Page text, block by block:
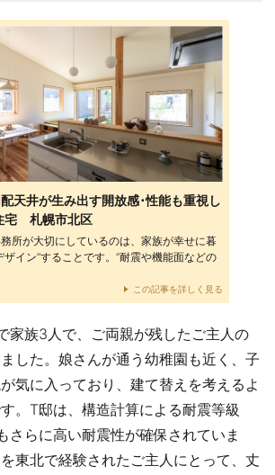
天井が生み出す開放感･性能も重視し
宅 札幌市北区
所が大切にしているのは、家族が幸せに暮
ザイン”することです。“耐震や機能面などの
この記事を詳しく見る
家族3人で、ご両親が残したご主人の
した。娘さんが通う幼稚園も近く、子
気に入っており、建て替えを考えるよ
。T邸は、構造計算による耐震等級
さらに高い耐震性が確保されていま
東北で経験されたご主人にとって、丈